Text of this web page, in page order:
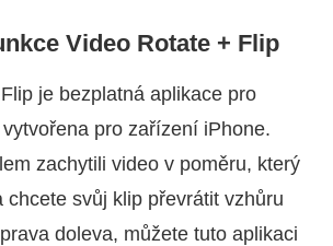
Video Rotate + Flip
je bezplatná aplikace pro
pro zařízení iPhone.
zachytili video v poměru, který
chcete svůj klip převrátit vzhůru
doleva, můžete tuto aplikaci